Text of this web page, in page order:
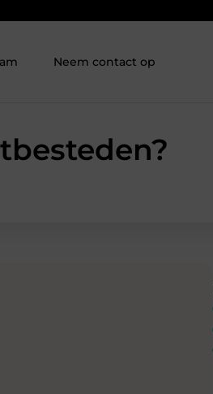
Neem contact op